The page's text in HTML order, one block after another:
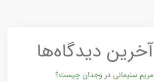
آخرین دیدگاه‌ها
مریم سلیمانی دروجدان چیست؟